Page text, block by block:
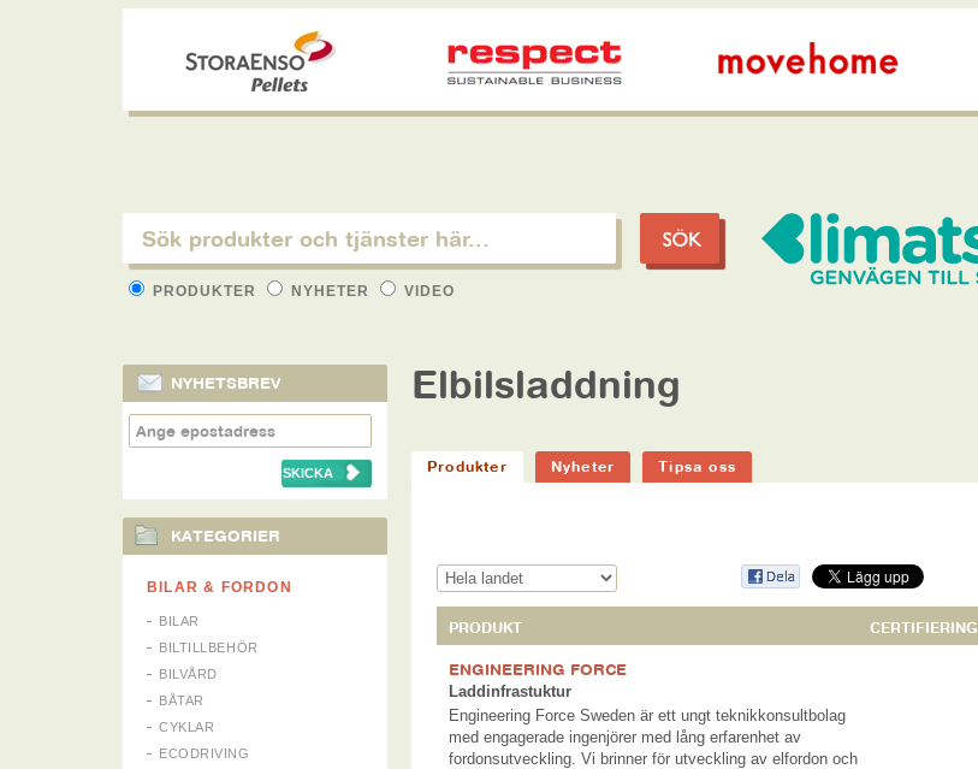
PRODUKTER NYHETER VIDEO
NYHETSBREV
KATEGORIER
BILAR & FORDON
BILAR
BILTILLBEHÖR
BILVÅRD
BÅTAR
CYKLAR
ECODRIVING
Elbilsladdning
Produkter Nyheter Tipsa oss
PRODUKT CERTIFIERING
ENGINEERING FORCE
Laddinfrastuktur
Engineering Force Sweden är ett ungt teknikkonsultbolag
med engagerade ingenjörer med lång erfarenhet av
fordonsutveckling. Vi brinner för utveckling av elfordon och